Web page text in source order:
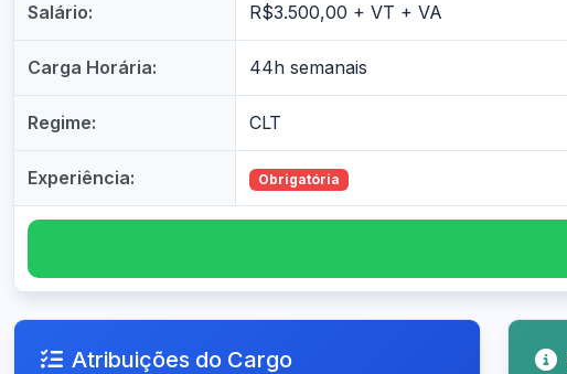
Salário: R$3.500,00 + VT + VA
Carga Horária: 44h semanais
Regime: CLT
Experiência: Obrigatória
Atribuições do Cargo